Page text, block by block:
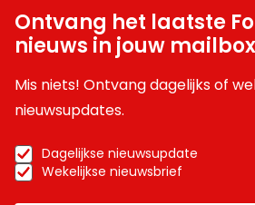
Ontvang het laatste
nieuws in jouw
Mis niets! Ontvang dagelijks of
nieuwsupdates.
Dagelijkse nieuwsupdate
Wekelijkse nieuwsbrief